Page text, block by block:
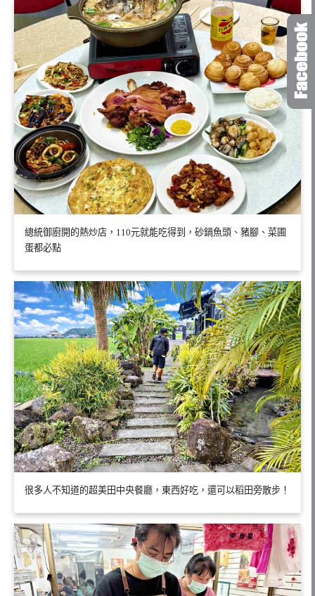
總統御廚開的熱炒店，110元就能吃得到，砂鍋魚頭、豬腳、菜圃
蛋都必點
很多人不知道的超美田中央餐廳，東西好吃，還可以稻田旁散步！